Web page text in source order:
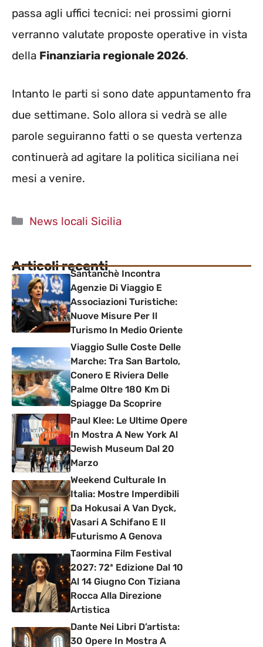
passa agli uffici tecnici: nei prossimi giorni
verranno valutate proposte operative in vista
della Finanziaria regionale 2026.
Intanto le parti si sono date appuntamento fra
due settimane. Solo allora si vedrà se alle
parole seguiranno fatti o se questa vertenza
continuerà ad agitare la politica siciliana nei
mesi a venire.
Categorie
News locali Sicilia
Articoli recentiSantanchè Incontra
Agenzie Di Viaggio E
Associazioni Turistiche:
Nuove Misure Per Il
Turismo In Medio Oriente
Viaggio Sulle Coste Delle
Marche: Tra San Bartolo,
Conero E Riviera Delle
Palme Oltre 180 Km Di
Spiagge Da Scoprire
Paul Klee: Le Ultime Opere
In Mostra A New York Al
Jewish Museum Dal 20
Marzo
Weekend Culturale In
Italia: Mostre Imperdibili
Da Hokusai A Van Dyck,
Vasari A Schifano E Il
Futurismo A Genova
Taormina Film Festival
2027: 72ª Edizione Dal 10
Al 14 Giugno Con Tiziana
Rocca Alla Direzione
Artistica
Dante Nei Libri D’artista:
30 Opere In Mostra A